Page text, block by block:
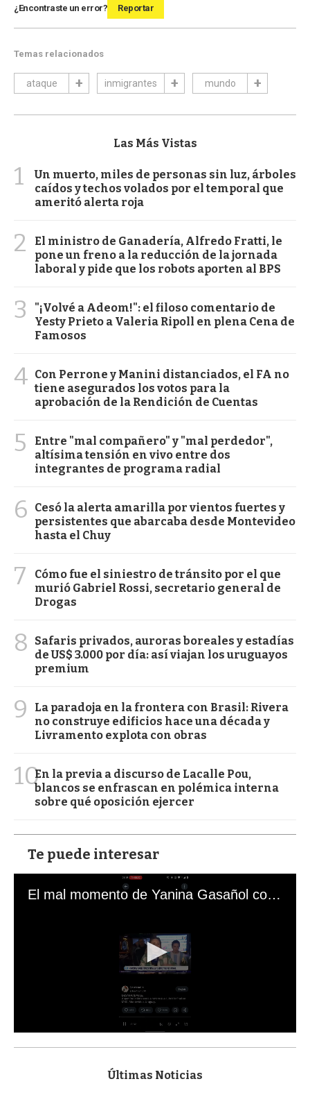
¿Encontraste un error? Reportar
Temas relacionados
ataque inmigrantes mundo
Las Más Vistas
1
Un muerto, miles de personas sin luz, árboles
caídos y techos volados por el temporal que
ameritó alerta roja
2
El ministro de Ganadería, Alfredo Fratti, le
pone un freno a la reducción de la jornada
laboral y pide que los robots aporten al BPS
3
"¡Volvé a Adeom!": el filoso comentario de
Yesty Prieto a Valeria Ripoll en plena Cena de
Famosos
4 Con Perrone y Manini distanciados, el FA no
tiene asegurados los votos para la
aprobación de la Rendición de Cuentas
5
Entre "mal compañero" y "mal perdedor",
altísima tensión en vivo entre dos
integrantes de programa radial
6
Cesó la alerta amarilla por vientos fuertes y
persistentes que abarcaba desde Montevideo
hasta el Chuy
7
Cómo fue el siniestro de tránsito por el que
murió Gabriel Rossi, secretario general de
Drogas
8
Safaris privados, auroras boreales y estadías
de US$ 3.000 por día: así viajan los uruguayos
premium
9
La paradoja en la frontera con Brasil: Rivera
no construye edificios hace una década y
Livramento explota con obras
10En la previa a discurso de Lacalle Pou,
blancos se enfrascan en polémica interna
sobre qué oposición ejercer
Te puede interesar
El mal momento de Yanina Gasañol con un hincha argentino en "Subrayado"
s
Últimas Noticias